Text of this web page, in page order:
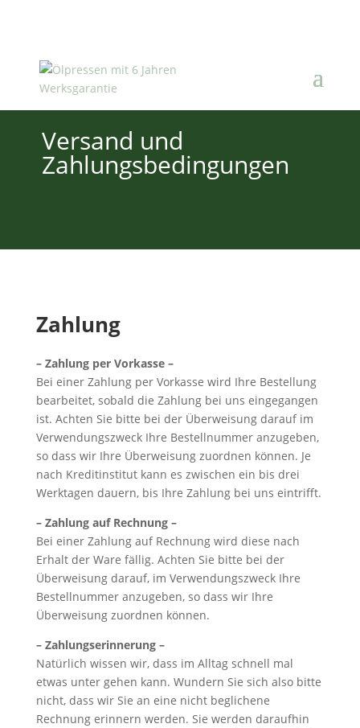
Versand und
Zahlungsbedingungen
Zahlung
– Zahlung per Vorkasse –
Bei einer Zahlung per Vorkasse wird Ihre Bestellung
bearbeitet, sobald die Zahlung bei uns eingegangen
ist. Achten Sie bitte bei der Überweisung darauf im
Verwendungszweck Ihre Bestellnummer anzugeben,
so dass wir Ihre Überweisung zuordnen können. Je
nach Kreditinstitut kann es zwischen ein bis drei
Werktagen dauern, bis Ihre Zahlung bei uns eintrifft.
– Zahlung auf Rechnung –
Bei einer Zahlung auf Rechnung wird diese nach
Erhalt der Ware fällig. Achten Sie bitte bei der
Überweisung darauf, im Verwendungszweck Ihre
Bestellnummer anzugeben, so dass wir Ihre
Überweisung zuordnen können.
– Zahlungserinnerung –
Natürlich wissen wir, dass im Alltag schnell mal
etwas unter gehen kann. Wundern Sie sich also bitte
nicht, dass wir Sie an eine nicht beglichene
Rechnung erinnern werden. Sie werden daraufhin